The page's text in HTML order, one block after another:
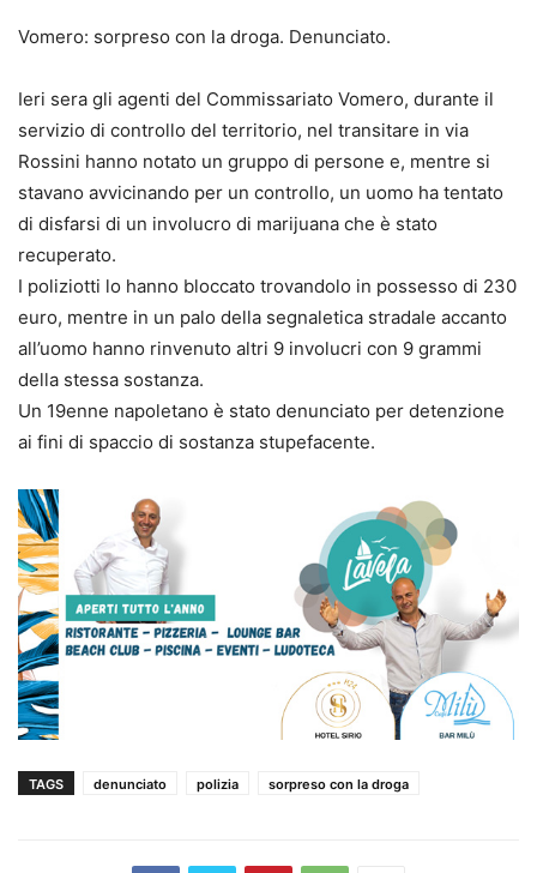
Vomero: sorpreso con la droga. Denunciato.
Ieri sera gli agenti del Commissariato Vomero, durante il
servizio di controllo del territorio, nel transitare in via
Rossini hanno notato un gruppo di persone e, mentre si
stavano avvicinando per un controllo, un uomo ha tentato
di disfarsi di un involucro di marijuana che è stato
recuperato.
I poliziotti lo hanno bloccato trovandolo in possesso di 230
euro, mentre in un palo della segnaletica stradale accanto
all’uomo hanno rinvenuto altri 9 involucri con 9 grammi
della stessa sostanza.
Un 19enne napoletano è stato denunciato per detenzione
ai fini di spaccio di sostanza stupefacente.
TAGS denunciato polizia sorpreso con la droga